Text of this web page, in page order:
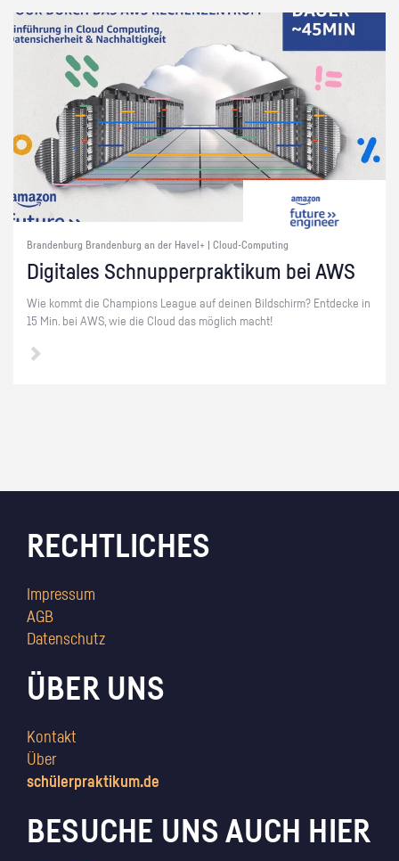
Brandenburg Brandenburg an der Havel+ | Cloud-Computing
Di­gi­ta­les Schnup­per­prak­ti­kum bei AWS
Wie kommt die Cham­pi­ons Le­ague auf dei­nen Bild­schirm? Ent­de­cke in
15 Min. bei AWS, wie die Cloud das mög­lich macht!
RECHTLICHES
Impressum
AGB
Datenschutz
ÜBER UNS
Kontakt
Über
schülerpraktikum.de
BESUCHE UNS AUCH HIER